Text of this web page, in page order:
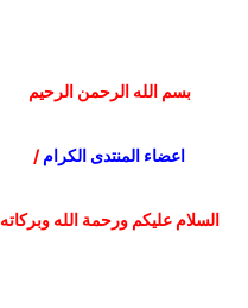
بسم الله الرحمن الرحيم
اعضاء المنتدى الكرام /
السلام عليكم ورحمة الله وبركاته